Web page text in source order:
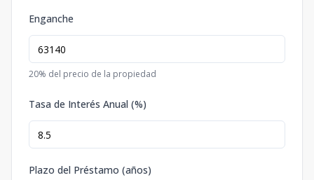
Enganche
20% del precio de la propiedad
Tasa de Interés Anual (%)
Plazo del Préstamo (años)